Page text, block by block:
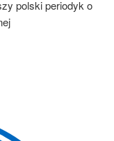
polski periodyk o